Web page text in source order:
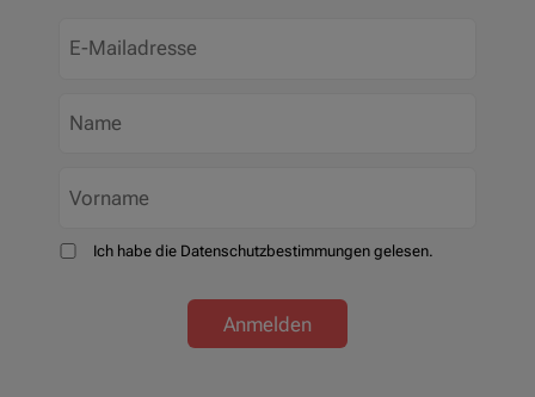
Ich habe die Datenschutzbestimmungen gelesen.
Anmelden